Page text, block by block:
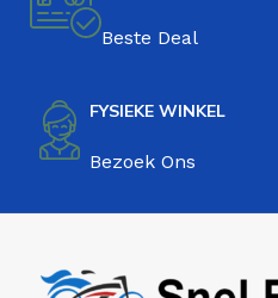
Beste Deal
FYSIEKE WINKEL
Bezoek Ons